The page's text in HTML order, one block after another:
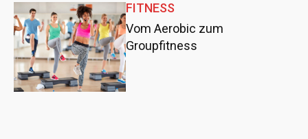
FITNESS
Vom Aerobic zum
Groupfitness